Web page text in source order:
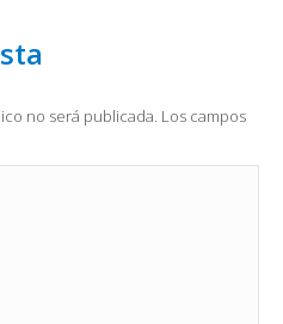
no será publicada. Los campos